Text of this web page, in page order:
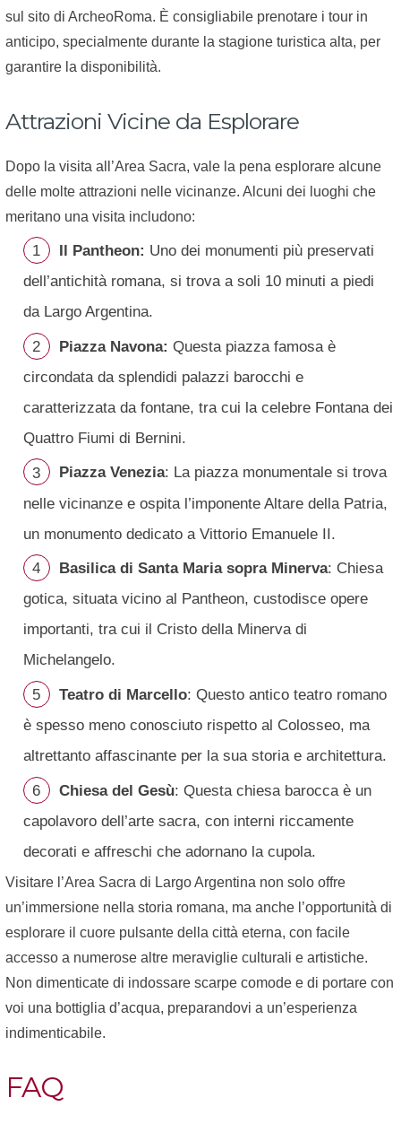
sul sito di ArcheoRoma. È consigliabile prenotare i tour in
anticipo, specialmente durante la stagione turistica alta, per
garantire la disponibilità.
Attrazioni Vicine da Esplorare
Dopo la visita all’Area Sacra, vale la pena esplorare alcune
delle molte attrazioni nelle vicinanze. Alcuni dei luoghi che
meritano una visita includono:
Il Pantheon: Uno dei monumenti più preservati
dell’antichità romana, si trova a soli 10 minuti a piedi
da Largo Argentina.
Piazza Navona: Questa piazza famosa è
circondata da splendidi palazzi barocchi e
caratterizzata da fontane, tra cui la celebre Fontana dei
Quattro Fiumi di Bernini.
Piazza Venezia: La piazza monumentale si trova
nelle vicinanze e ospita l’imponente Altare della Patria,
un monumento dedicato a Vittorio Emanuele II.
Basilica di Santa Maria sopra Minerva: Chiesa
gotica, situata vicino al Pantheon, custodisce opere
importanti, tra cui il Cristo della Minerva di
Michelangelo.
Teatro di Marcello: Questo antico teatro romano
è spesso meno conosciuto rispetto al Colosseo, ma
altrettanto affascinante per la sua storia e architettura.
Chiesa del Gesù: Questa chiesa barocca è un
capolavoro dell’arte sacra, con interni riccamente
decorati e affreschi che adornano la cupola.
Visitare l’Area Sacra di Largo Argentina non solo offre
un’immersione nella storia romana, ma anche l’opportunità di
esplorare il cuore pulsante della città eterna, con facile
accesso a numerose altre meraviglie culturali e artistiche.
Non dimenticate di indossare scarpe comode e di portare con
voi una bottiglia d’acqua, preparandovi a un’esperienza
indimenticabile.
FAQ